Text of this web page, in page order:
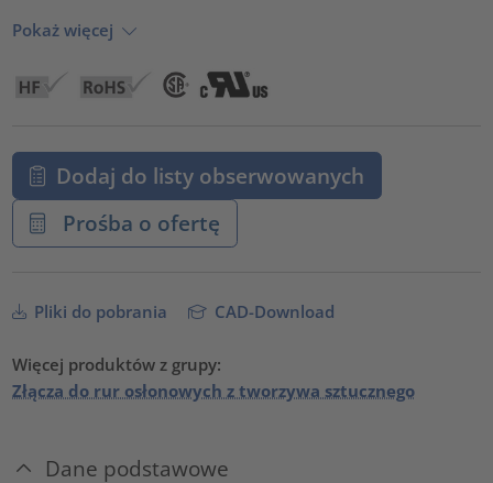
Pokaż więcej
Dodaj do listy obserwowanych
Prośba o ofertę
Pliki do pobrania CAD-Download
Więcej produktów z grupy:
Złącza do rur osłonowych z tworzywa sztucznego
Dane podstawowe